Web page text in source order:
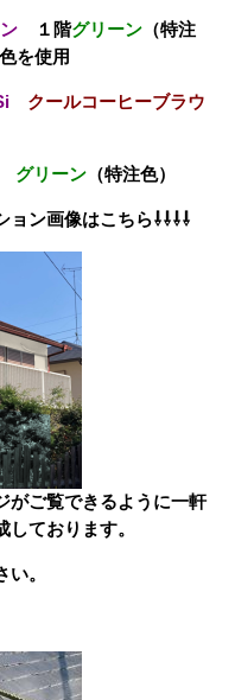
１階グリーン（特注
を使用
クールコーヒーブラウ
グリーン（特注色）
ン画像はこちら⇩⇩⇩⇩
がご覧できるように一軒
ております。
。